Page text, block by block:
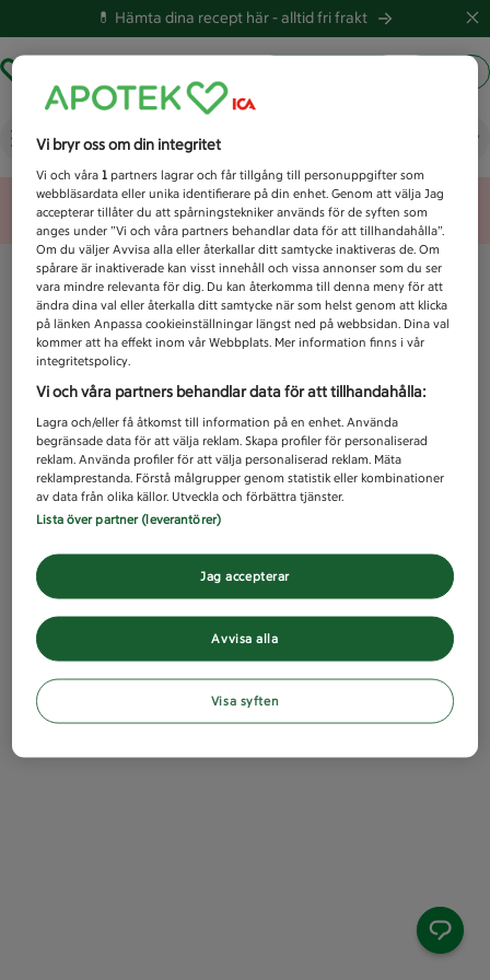
💊 Hämta dina recept här -alltid fri frakt
Vad letar du efter idag?
Unknown error
Vi bryr oss om din integritet
Vi och våra1 partners lagrar och får tillgång till personuppgifter som
webbläsardata eller unika identifierare på din enhet. Genom att välja Jag
accepterar tillåter du att spårningstekniker används för de syften som
anges under ”Vi och våra partners behandlar data för att tillhandahålla”.
Om du väljer Avvisa alla eller återkallar ditt samtycke inaktiveras de. Om
spårare är inaktiverade kan visst innehåll och vissa annonser som du ser
vara mindre relevanta för dig. Du kan återkomma till denna meny för att
ändra dina val eller återkalla ditt samtycke när som helst genom att klicka
på länken Anpassa cookieinställningar längst ned på webbsidan. Dina val
kommer att ha effekt inom vår Webbplats. Mer information finns i vår
integritetspolicy.
Vi och våra partners behandlar data för att tillhandahålla:
Lagra och/eller få åtkomst till information på en enhet. Använda
begränsade data för att välja reklam. Skapa profiler för personaliserad
reklam. Använda profiler för att välja personaliserad reklam. Mäta
reklamprestanda. Förstå målgrupper genom statistik eller kombinationer
av data från olika källor. Utveckla och förbättra tjänster.
Lista över partner (leverantörer)
Avvisa alla
Jag accepterar
Visa syften